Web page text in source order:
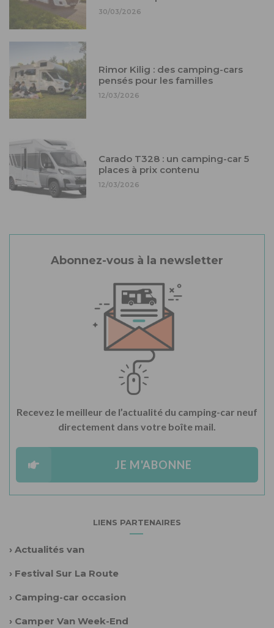
30/03/2026
Rimor Kilig : des camping-cars
pensés pour les familles
12/03/2026
Carado T328 : un camping-car 5
places à prix contenu
12/03/2026
Abonnez-vous à la newsletter
Recevez le meilleur de l’actualité du camping-car neuf
directement dans votre boîte mail.
JE M'ABONNE
LIENS PARTENAIRES
› Actualités van
› Festival Sur La Route
› Camping-car occasion
› Camper Van Week-End